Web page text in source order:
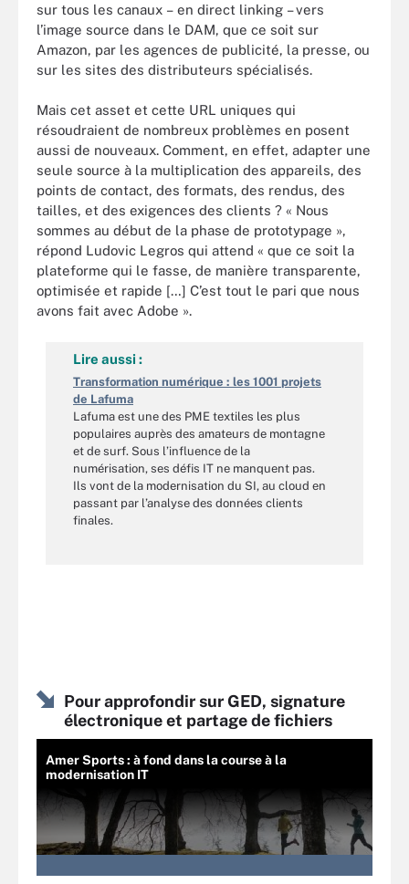
sur tous les canaux – en direct linking – vers
l’image source dans le DAM, que ce soit sur
Amazon, par les agences de publicité, la presse, ou
sur les sites des distributeurs spécialisés.
Mais cet asset et cette URL uniques qui
résoudraient de nombreux problèmes en posent
aussi de nouveaux. Comment, en effet, adapter une
seule source à la multiplication des appareils, des
points de contact, des formats, des rendus, des
tailles, et des exigences des clients ? « Nous
sommes au début de la phase de prototypage »,
répond Ludovic Legros qui attend « que ce soit la
plateforme qui le fasse, de manière transparente,
optimisée et rapide […] C’est tout le pari que nous
avons fait avec Adobe ».
Lire aussi :
Transformation numérique : les 1001 projets
de Lafuma
Lafuma est une des PME textiles les plus
populaires auprès des amateurs de montagne
et de surf. Sous l’influence de la
numérisation, ses défis IT ne manquent pas.
Ils vont de la modernisation du SI, au cloud en
passant par l’analyse des données clients
finales.
Pour approfondir sur GED, signature
électronique et partage de fichiers
Amer Sports : à fond dans la course à la
modernisation IT